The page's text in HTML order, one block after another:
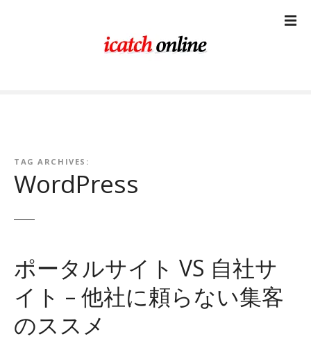
TAG ARCHIVES:
WordPress
ポータルサイト VS 自社サ
イト – 他社に頼らない集客
のススメ